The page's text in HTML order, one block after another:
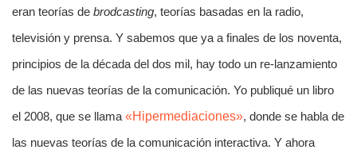
eran teorías de brodcasting, teorías basadas en la radio,
televisión y prensa. Y sabemos que ya a finales de los noventa,
principios de la década del dos mil, hay todo un re-lanzamiento
de las nuevas teorías de la comunicación. Yo publiqué un libro
el 2008, que se llama «Hipermediaciones», donde se habla de
las nuevas teorías de la comunicación interactiva. Y ahora